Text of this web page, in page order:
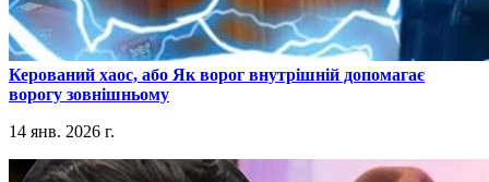
​Керований хаос, або Як ворог внутрішній допомагає
ворогу зовнішньому
14 янв. 2026 г.